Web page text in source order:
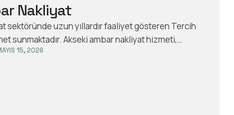
Nakliyat
sektöründe uzun yıllardır faaliyet gösteren Tercih
sunmaktadır. Akseki ambar nakliyat hizmeti,
15, 2026